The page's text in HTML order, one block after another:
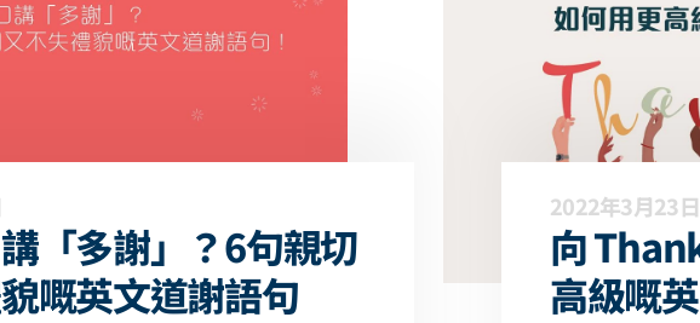
「多謝」？6句親切
嘅英文道謝語句
2022年3月23日
向
高級嘅